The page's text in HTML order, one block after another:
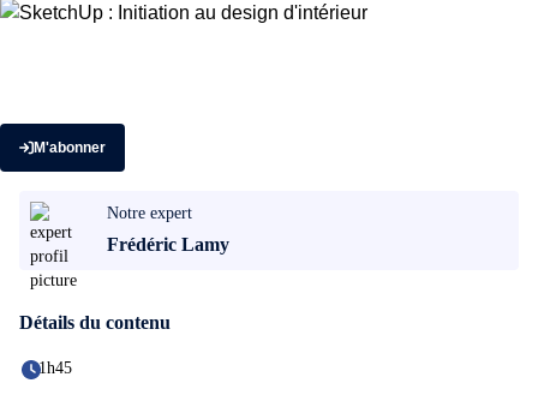
M'abonner
Notre expert
Frédéric Lamy
Détails du contenu
1h45